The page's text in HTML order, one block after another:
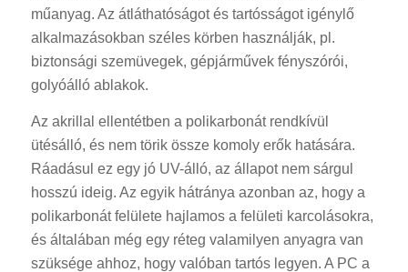
műanyag. Az átláthatóságot és tartósságot igénylő
alkalmazásokban széles körben használják, pl.
biztonsági szemüvegek, gépjárművek fényszórói,
golyóálló ablakok.
Az akrillal ellentétben a polikarbonát rendkívül
ütésálló, és nem törik össze komoly erők hatására.
Ráadásul ez egy jó UV-álló, az állapot nem sárgul
hosszú ideig. Az egyik hátránya azonban az, hogy a
polikarbonát felülete hajlamos a felületi karcolásokra,
és általában még egy réteg valamilyen anyagra van
szüksége ahhoz, hogy valóban tartós legyen. A PC a